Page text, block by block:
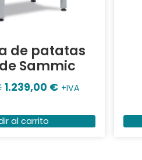
de patatas
Sammic
1.239,00 € +IVA
al carrito